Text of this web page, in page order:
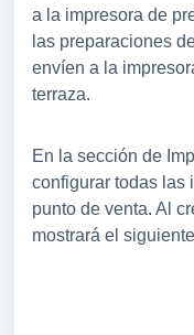
a la impresora de
las preparaciones
envíen a la
terraza.
En la sección de
configurar todas las
punto de venta. Al
mostrará el